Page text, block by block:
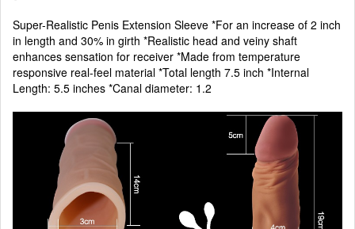
Super-Realistic Penis Extension Sleeve *For an increase of 2 inch
in length and 30% in girth *Realistic head and veiny shaft
enhances sensation for receiver *Made from temperature
responsive real-feel material *Total length 7.5 inch *Internal
Length: 5.5 inches *Canal diameter: 1.2